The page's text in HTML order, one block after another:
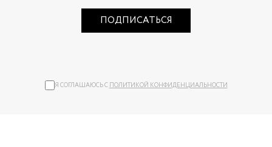
ПОДПИСАТЬСЯ
Я СОГЛАШАЮСЬ С ПОЛИТИКОЙ КОНФИДЕНЦИАЛЬНОСТИ